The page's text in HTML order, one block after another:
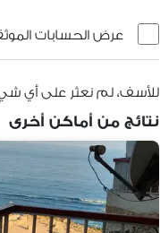
عرض الحسابات
للأسف، لم نعثر على أي
نتائج من أماكن أخرى